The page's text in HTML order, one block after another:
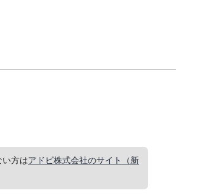
方はアドビ株式会社のサイト（新